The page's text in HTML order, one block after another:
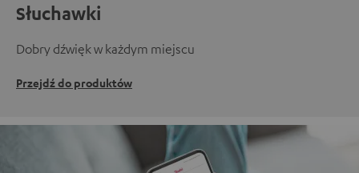
Słuchawki
Dobry dźwięk w każdym miejscu
Przejdź do produktów